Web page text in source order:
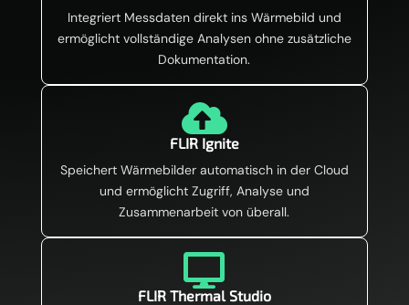
Integriert Messdaten direkt ins Wärmebild und
ermöglicht vollständige Analysen ohne zusätzliche
Dokumentation.

FLIR Ignite
Speichert Wärmebilder automatisch in der Cloud
und ermöglicht Zugriff, Analyse und
Zusammenarbeit von überall.

FLIR Thermal Studio